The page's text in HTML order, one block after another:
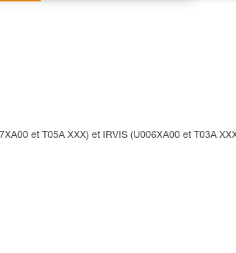
et T05A XXX) et IRVIS (U006XA00 et T03A